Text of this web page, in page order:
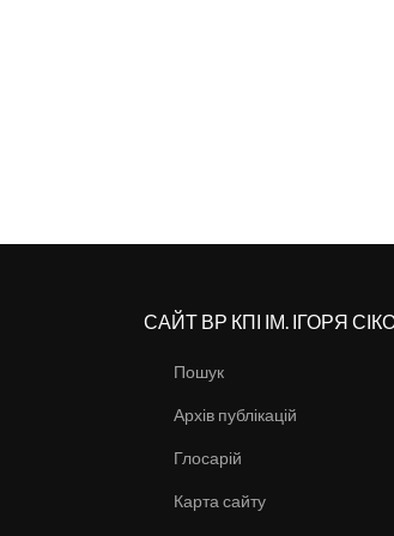
САЙТ ВР КПІ ІМ. ІГОРЯ
Пошук
Архів публікацій
Глосарій
Карта сайту